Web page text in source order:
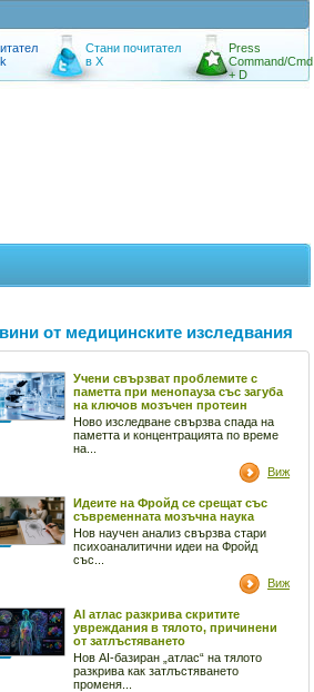
Стани почитател
в X
Press
Command/Cmd
+ D
от медицинските изследвания
Учени свързват проблемите с
паметта при менопауза със загуба
на ключов мозъчен протеин
Ново изследване свързва спада на
паметта и концентрацията по време
на...
Виж
Идеите на Фройд се срещат със
съвременната мозъчна наука
Нов научен анализ свързва стари
психоаналитични идеи на Фройд
със...
Виж
AI атлас разкрива скритите
увреждания в тялото, причинени
от затлъстяването
Нов AI-базиран „атлас“ на тялото
разкрива как затлъстяването
променя...